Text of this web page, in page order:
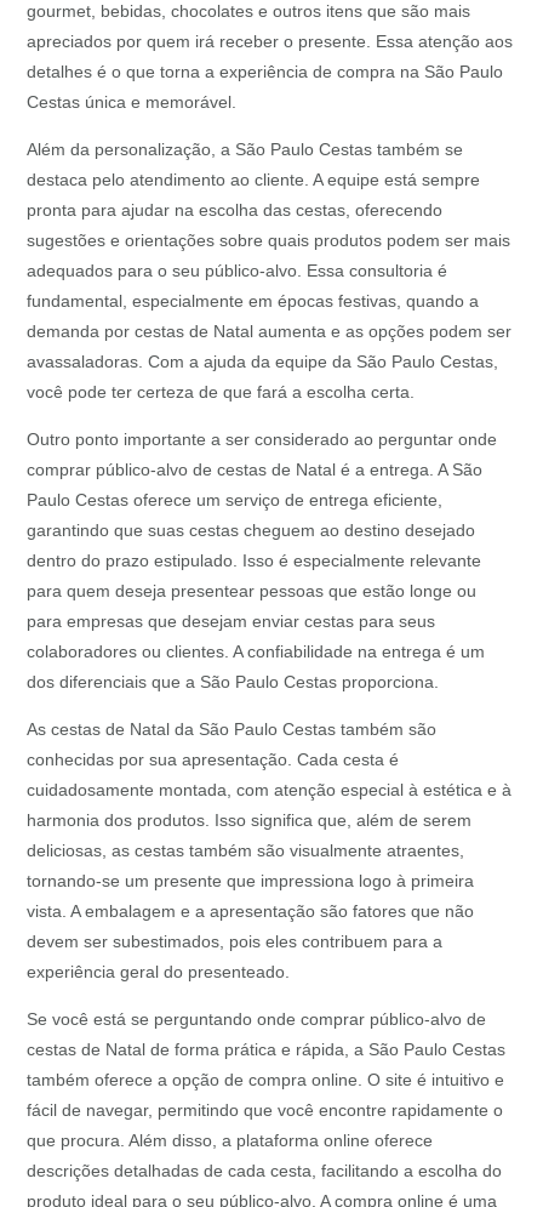
gourmet, bebidas, chocolates e outros itens que são mais
apreciados por quem irá receber o presente. Essa atenção aos
detalhes é o que torna a experiência de compra na São Paulo
Cestas única e memorável.
Além da personalização, a São Paulo Cestas também se
destaca pelo atendimento ao cliente. A equipe está sempre
pronta para ajudar na escolha das cestas, oferecendo
sugestões e orientações sobre quais produtos podem ser mais
adequados para o seu público-alvo. Essa consultoria é
fundamental, especialmente em épocas festivas, quando a
demanda por cestas de Natal aumenta e as opções podem ser
avassaladoras. Com a ajuda da equipe da São Paulo Cestas,
você pode ter certeza de que fará a escolha certa.
Outro ponto importante a ser considerado ao perguntar onde
comprar público-alvo de cestas de Natal é a entrega. A São
Paulo Cestas oferece um serviço de entrega eficiente,
garantindo que suas cestas cheguem ao destino desejado
dentro do prazo estipulado. Isso é especialmente relevante
para quem deseja presentear pessoas que estão longe ou
para empresas que desejam enviar cestas para seus
colaboradores ou clientes. A confiabilidade na entrega é um
dos diferenciais que a São Paulo Cestas proporciona.
As cestas de Natal da São Paulo Cestas também são
conhecidas por sua apresentação. Cada cesta é
cuidadosamente montada, com atenção especial à estética e à
harmonia dos produtos. Isso significa que, além de serem
deliciosas, as cestas também são visualmente atraentes,
tornando-se um presente que impressiona logo à primeira
vista. A embalagem e a apresentação são fatores que não
devem ser subestimados, pois eles contribuem para a
experiência geral do presenteado.
Se você está se perguntando onde comprar público-alvo de
cestas de Natal de forma prática e rápida, a São Paulo Cestas
também oferece a opção de compra online. O site é intuitivo e
fácil de navegar, permitindo que você encontre rapidamente o
que procura. Além disso, a plataforma online oferece
descrições detalhadas de cada cesta, facilitando a escolha do
produto ideal para o seu público-alvo. A compra online é uma